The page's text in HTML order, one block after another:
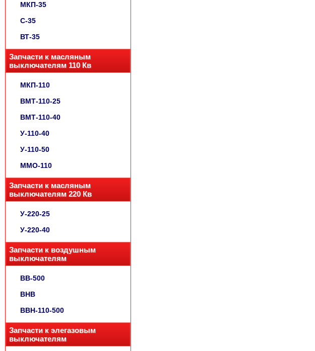
МКП-35
С-35
ВТ-35
Запчасти к масляным
выключателям 110 Кв
МКП-110
ВМТ-110-25
ВМТ-110-40
У-110-40
У-110-50
ММО-110
Запчасти к масляным
выключателям 220 Кв
У-220-25
У-220-40
Запчасти к воздушным
выключателям
ВВ-500
ВНВ
ВВН-110-500
Запчасти к элегазовым
выключателям